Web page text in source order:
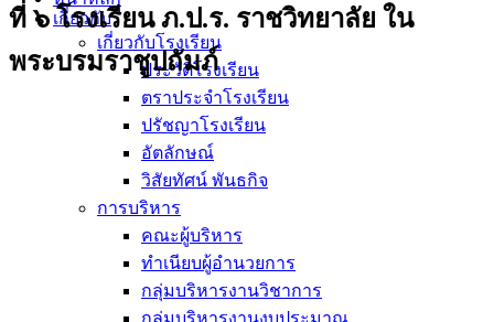
เกี่ยวกับ
เกี่ยวกับโรงเรียน
ประวัติโรงเรียน
ตราประจำโรงเรียน
ปรัชญาโรงเรียน
อัตลักษณ์
วิสัยทัศน์ พันธกิจ
การบริหาร
คณะผู้บริหาร
ทำเนียบผู้อำนวยการ
กลุ่มบริหารงานวิชาการ
กลุ่มบริหารงานงบประมาณ
ที่ ๖ โรงเรียน ภ.ป.ร. ราชวิทยาลัย ใน
พระบรมราชูปถัมภ์